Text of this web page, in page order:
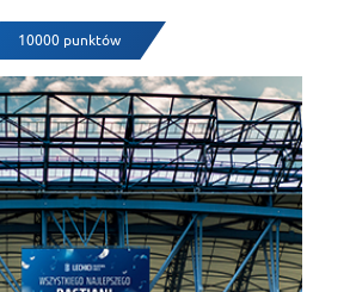
10000 punktów